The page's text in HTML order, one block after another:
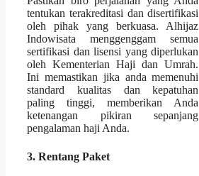
tentukan terakreditasi dan disertifikasi
oleh pihak yang berkuasa. Alhijaz
Indowisata menggenggam semua
sertifikasi dan lisensi yang diperlukan
oleh Kementerian Haji dan Umrah.
Ini memastikan jika anda memenuhi
standard kualitas dan kepatuhan
paling tinggi, memberikan Anda
ketenangan pikiran sepanjang
pengalaman haji Anda.
3. Rentang Paket